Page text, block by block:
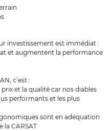
investissement est immédiat :
et augmentent la performance
c’est :
et la qualité car nos diables
performants et les plus
sont en adéquation
la CARSAT